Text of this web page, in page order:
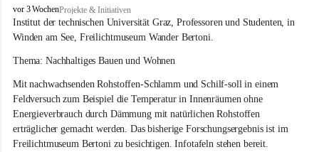
W
i
n
e
a
m
S
e
e
vor 3 WochenProjekte & Initiativen
Institut der technischen Universität Graz, Professoren und Studenten, in
Winden am See, Freilichtmuseum Wander Bertoni.
Thema: Nachhaltiges Bauen und Wohnen
Mit nachwachsenden Rohstoffen-Schlamm und Schilf-soll in einem
Feldversuch zum Beispiel die Temperatur in Innenräumen ohne
Energieverbrauch durch Dämmung mit natürlichen Rohstoffen
erträglicher gemacht werden. Das bisherige Forschungsergebnis ist im
Freilichtmuseum Bertoni zu besichtigen. Infotafeln stehen bereit.